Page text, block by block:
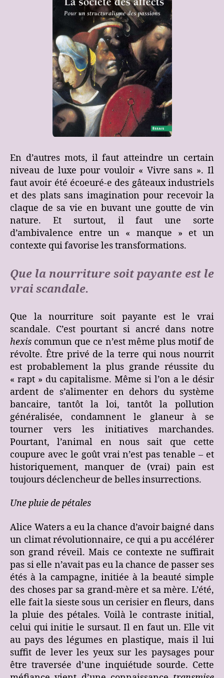
En d’autres mots, il faut atteindre un certain
niveau de luxe pour vouloir « Vivre sans ». Il
faut avoir été écoeuré-e des gâteaux industriels
et des plats sans imagination pour recevoir la
claque de sa vie en buvant une goutte de vin
nature. Et surtout, il faut une sorte
d’ambivalence entre un « manque » et un
contexte qui favorise les transformations.
Que la nourriture soit payante est le
vrai scandale.
Que la nourriture soit payante est le vrai
scandale. C’est pourtant si ancré dans notre
hexis commun que ce n’est même plus motif de
révolte. Être privé de la terre qui nous nourrit
est probablement la plus grande réussite du
« rapt » du capitalisme. Même si l’on a le désir
ardent de s’alimenter en dehors du système
bancaire, tantôt la loi, tantôt la pollution
généralisée, condamnent le glaneur à se
tourner vers les initiatives marchandes.
Pourtant, l’animal en nous sait que cette
coupure avec le goût vrai n’est pas tenable – et
historiquement, manquer de (vrai) pain est
toujours déclencheur de belles insurrections.
Une pluie de pétales
Alice Waters a eu la chance d’avoir baigné dans
un climat révolutionnaire, ce qui a pu accélérer
son grand réveil. Mais ce contexte ne suffirait
pas si elle n’avait pas eu la chance de passer ses
étés à la campagne, initiée à la beauté simple
des choses par sa grand-mère et sa mère. L’été,
elle fait la sieste sous un cerisier en fleurs, dans
la pluie des pétales. Voilà le contraste initial,
celui qui initie le sursaut. Il en faut un. Elle vit
au pays des légumes en plastique, mais il lui
suffit de lever les yeux sur les paysages pour
être traversée d’une inquiétude sourde. Cette